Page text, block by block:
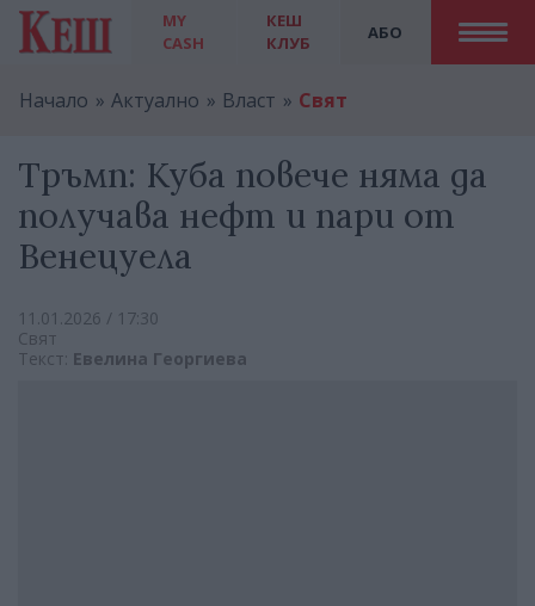
MY
CASH
АБО
КЕШ
КЛУБ
Начало Актуално Власт Свят
Тръмп: Куба повече няма да
получава нефт и пари от
Венецуела
11.01.2026 / 17:30
Свят
Текст: Евелина Георгиева